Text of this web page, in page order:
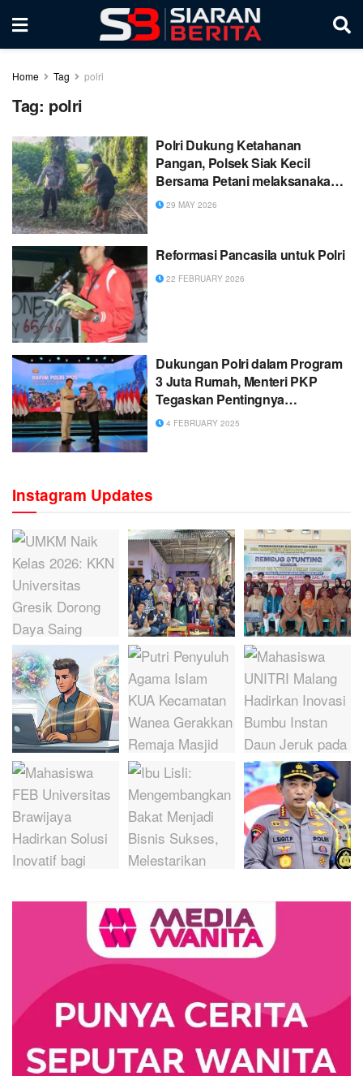
Home Tag polri
Tag: polri
Polri Dukung Ketahanan
Pangan, Polsek Siak Kecil
Bersama Petani melaksanakan
pengukuran tanah yang akan
29 MAY 2026
Reformasi Pancasila untuk Polri
22 FEBRUARY 2026
Dukungan Polri dalam Program
3 Juta Rumah, Menteri PKP
Tegaskan Pentingnya
Kolaborasi
4 FEBRUARY 2025
Instagram Updates